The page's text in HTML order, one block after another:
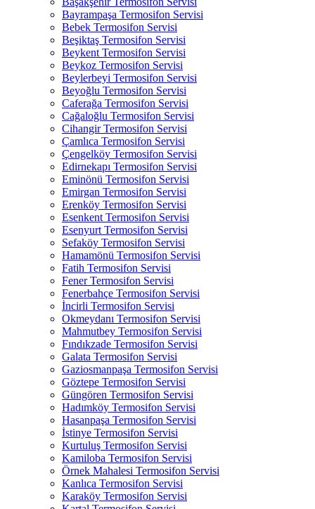
Bayrampaşa Termosifon Servisi
Bebek Termosifon Servisi
Beşiktaş Termosifon Servisi
Beykent Termosifon Servisi
Beykoz Termosifon Servisi
Beylerbeyi Termosifon Servisi
Beyoğlu Termosifon Servisi
Caferağa Termosifon Servisi
Cağaloğlu Termosifon Servisi
Cihangir Termosifon Servisi
Çamlıca Termosifon Servisi
Çengelköy Termosifon Servisi
Edirnekapı Termosifon Servisi
Eminönü Termosifon Servisi
Emirgan Termosifon Servisi
Erenköy Termosifon Servisi
Esenkent Termosifon Servisi
Esenyurt Termosifon Servisi
Sefaköy Termosifon Servisi
Hamamönü Termosifon Servisi
Fatih Termosifon Servisi
Fener Termosifon Servisi
Fenerbahçe Termosifon Servisi
İncirli Termosifon Servisi
Okmeydanı Termosifon Servisi
Mahmutbey Termosifon Servisi
Fındıkzade Termosifon Servisi
Galata Termosifon Servisi
Gaziosmanpaşa Termosifon Servisi
Göztepe Termosifon Servisi
Güngören Termosifon Servisi
Hadımköy Termosifon Servisi
Hasanpaşa Termosifon Servisi
İstinye Termosifon Servisi
Kurtuluş Termosifon Servisi
Kamiloba Termosifon Servisi
Örnek Mahalesi Termosifon Servisi
Kanlıca Termosifon Servisi
Karaköy Termosifon Servisi